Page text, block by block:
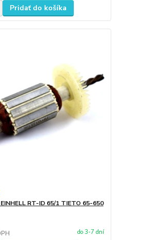
Pridať do košíka
RT-ID 65/1 TIETO 65-650
do 3-7 dní